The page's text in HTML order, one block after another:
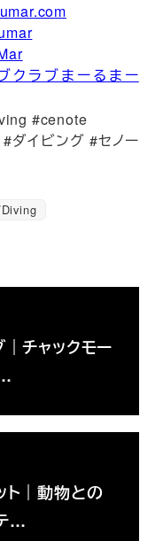
クラブまーるまー
#cenote
ダイビング #セノー
Diving
チャックモー
ト｜動物との
…